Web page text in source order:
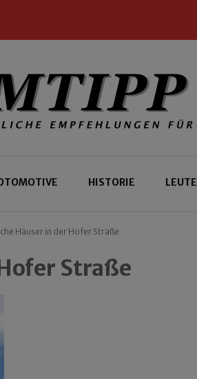
HISTORIE LEUTE
Häuser in der Hofer Straße
Straße